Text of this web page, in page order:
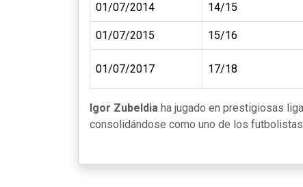
01/07/2014 14/15
01/07/2015 15/16
01/07/2017 17/18
Igor Zubeldia ha jugado en prestigiosas
consolidándose como uno de los